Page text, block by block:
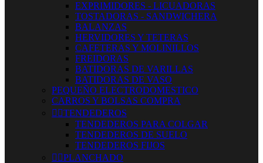
EXPRIMIDORES - LICUADORAS
TOSTADORAS - SANDWICHERA
BALANZAS
HERVIDORES Y TETERAS
CAFETERAS Y MOLINILLOS
FREIDORAS
BATIDORAS DE VARILLAS
BATIDORAS DE VASO
PEQUEÑO ELECTRODOMESTICO
CARROS Y BOLSAS COMPRA
 TENDEDEROS
TENDEDEROS PARA COLGAR
TENDEDEROS DE SUELO
TENDEDEROS FIJOS
 PLANCHADO